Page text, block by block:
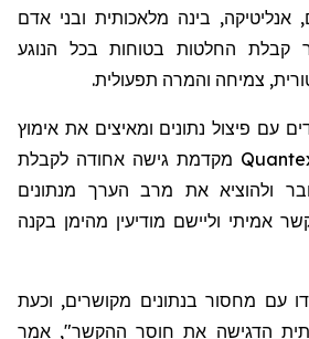
אנליטיקה, בינה מלאכותית ובני אדם
קבלת החלטות בטוחות בכל הנוגע
, צמיחה והמרה תפעולית.
עם פיצול נתונים ומאיצים את אימוץ
מקדמת גישה אחודה לקבלת
ולהוציא את מרב הערך מנתונים
אמיתי וליישם מודיעין מהימן בקנה
עם מחסור בנתונים מקושרים, וכעת
הדגישה את חוסר ההקשר", אמר